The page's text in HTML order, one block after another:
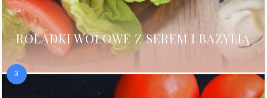
ROLADKI WOŁOWE Z SEREM I BAZYLIĄ